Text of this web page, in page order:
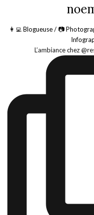
👩‍💻 Blogueuse / 📷
L’ambiance chez